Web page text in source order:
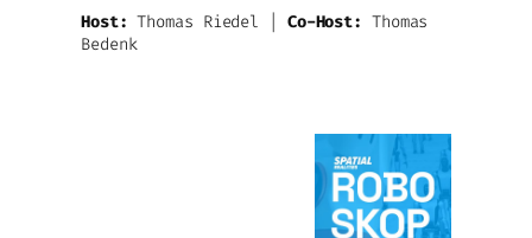
Host: Thomas Riedel | Co-Host: Thomas
Bedenk